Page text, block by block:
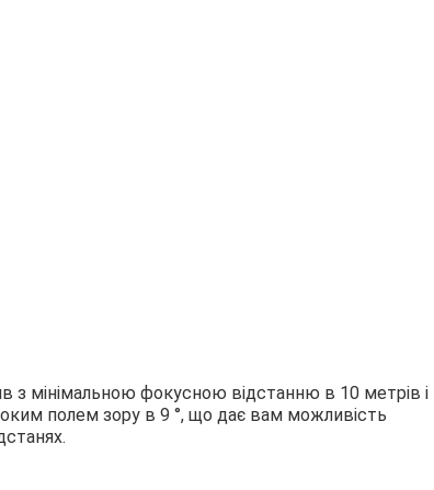
з мінімальною фокусною відстанню в 10 метрів і
полем зору в 9 °, що дає вам можливість